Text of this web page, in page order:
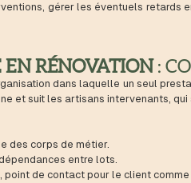
gérer les éventuels retards
RÉNOVATION :
dans laquelle un seul
et suit les artisans intervenants,
des corps de métier.
entre lots.
point de contact pour le client